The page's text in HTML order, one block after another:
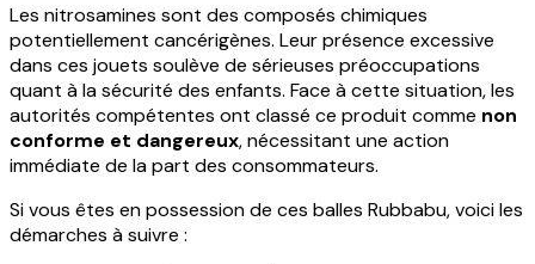
Les nitrosamines sont des composés chimiques
potentiellement cancérigènes. Leur présence excessive
dans ces jouets soulève de sérieuses préoccupations
quant à la sécurité des enfants. Face à cette situation, les
autorités compétentes ont classé ce produit comme non
conforme et dangereux, nécessitant une action
immédiate de la part des consommateurs.
Si vous êtes en possession de ces balles Rubbabu, voici les
démarches à suivre :